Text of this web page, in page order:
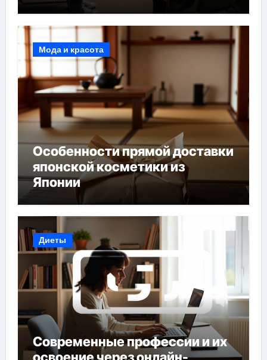
Мода и красота
Особенности прямой доставки
японской косметики из
Японии
Диеты
Современные профессии и их